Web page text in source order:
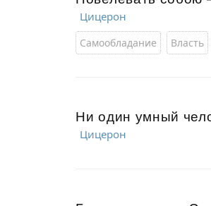
Цицерон
Самообладание Власть
Ни один умный
Цицерон